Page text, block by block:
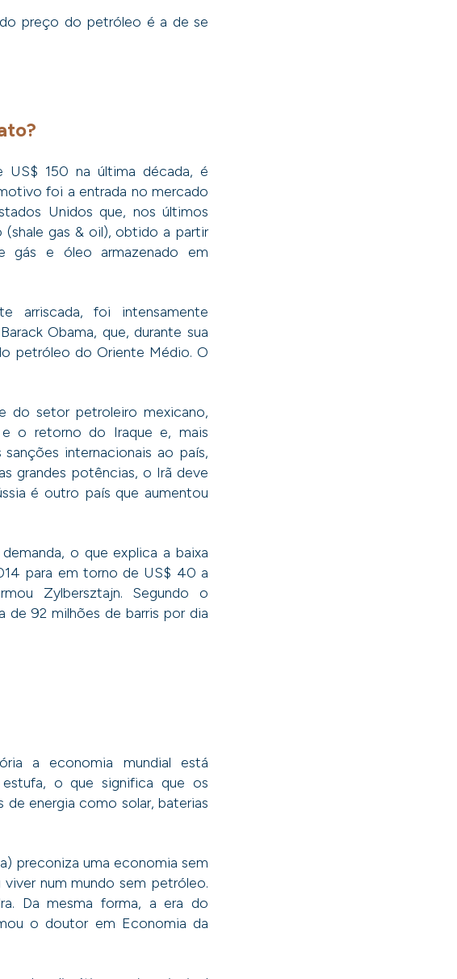
preço do petróleo é a de se
150 na última década, é
foi a entrada no mercado
Unidos que, nos últimos
gas & oil), obtido a partir
gás e óleo armazenado em
arriscada, foi intensamente
Obama, que, durante sua
petróleo do Oriente Médio. O
do setor petroleiro mexicano,
o retorno do Iraque e, mais
internacionais ao país,
grandes potências, o Irã deve
é outro país que aumentou
o que explica a baixa
para em torno de US$ 40 a
Zylbersztajn. Segundo o
de 92 milhões de barris por dia
a economia mundial está
o que significa que os
energia como solar, baterias
preconiza uma economia sem
num mundo sem petróleo.
Da mesma forma, a era do
o doutor em Economia da